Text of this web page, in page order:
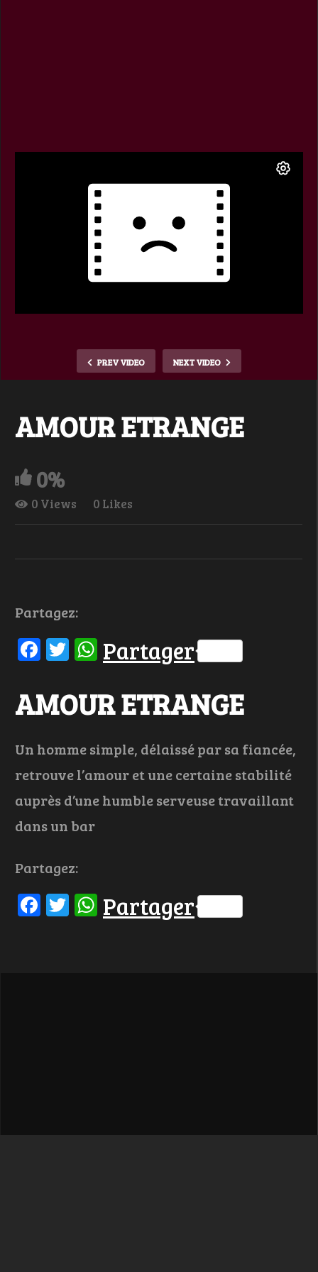
PREV VIDEO NEXT VIDEO
AMOUR ETRANGE
0%
0 Views 0 Likes
Partagez:
Facebook
Twitter
WhatsApp
Partager
AMOUR ETRANGE
Un homme simple, délaissé par sa fiancée,
retrouve l’amour et une certaine stabilité
auprès d’une humble serveuse travaillant
dans un bar
Partagez:
Facebook
Twitter
WhatsApp
Partager